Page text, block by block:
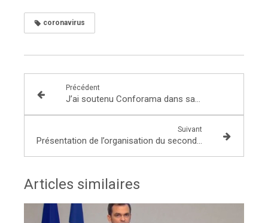
coronavirus
Précédent
J’ai soutenu Conforama dans sa demande de prêt garanti par l’Etat (PGE) , auprès du ministre de l'économie et des finances, afin de préserver l’emploi des salariés
Suivant
Présentation de l’organisation du second tour des élections municipales
Articles similaires